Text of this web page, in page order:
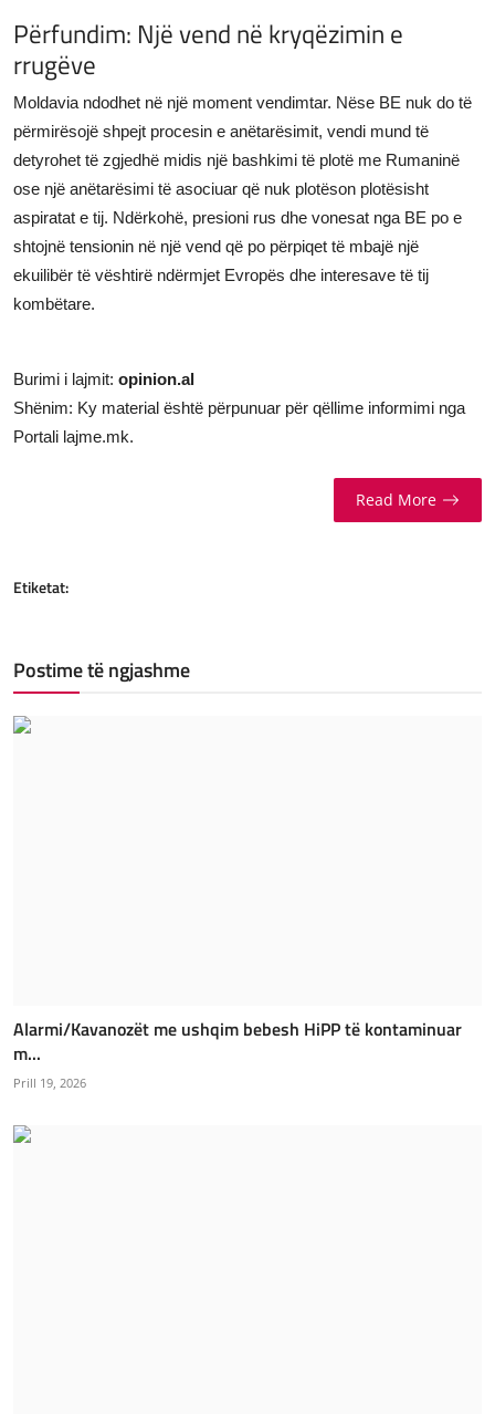
Përfundim: Një vend në kryqëzimin e
rrugëve
Moldavia ndodhet në një moment vendimtar. Nëse BE nuk do të
përmirësojë shpejt procesin e anëtarësimit, vendi mund të
detyrohet të zgjedhë midis një bashkimi të plotë me Rumaninë
ose një anëtarësimi të asociuar që nuk plotëson plotësisht
aspiratat e tij. Ndërkohë, presioni rus dhe vonesat nga BE po e
shtojnë tensionin në një vend që po përpiqet të mbajë një
ekuilibër të vështirë ndërmjet Evropës dhe interesave të tij
kombëtare.
Burimi i lajmit: opinion.al
Shënim: Ky material është përpunuar për qëllime informimi nga
Portali lajme.mk.
Read More
Etiketat:
Postime të ngjashme
Alarmi/Kavanozët me ushqim bebesh HiPP të kontaminuar
m...
Prill 19, 2026